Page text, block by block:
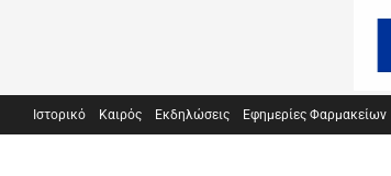
Ιστορικό Καιρός Εκδηλώσεις Εφημερίες Φαρμακείων